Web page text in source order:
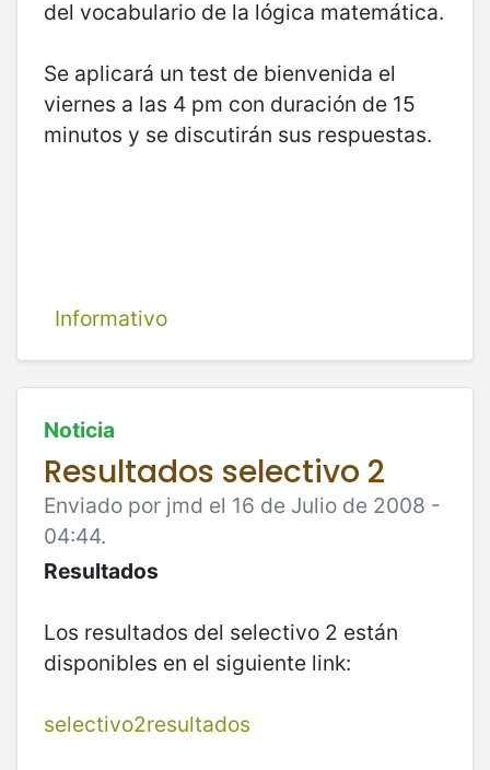
del vocabulario de la lógica matemática.
Se aplicará un test de bienvenida el
viernes a las 4 pm con duración de 15
minutos y se discutirán sus respuestas.
Informativo
Noticia
Resultados selectivo 2
Enviado por jmd el 16 de Julio de 2008 -
04:44.
Resultados
Los resultados del selectivo 2 están
disponibles en el siguiente link:
selectivo2resultados